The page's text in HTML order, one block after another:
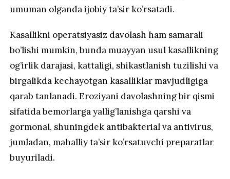
umuman olganda ijobiy ta’sir ko’rsatadi.
Kasallikni operatsiyasiz davolash ham samarali
bo’lishi mumkin, bunda muayyan usul kasallikning
og’irlik darajasi, kattaligi, shikastlanish tuzilishi va
birgalikda kechayotgan kasalliklar mavjudligiga
qarab tanlanadi. Eroziyani davolashning bir qismi
sifatida bemorlarga yallig’lanishga qarshi va
gormonal, shuningdek antibakterial va antivirus,
jumladan, mahalliy ta’sir ko’rsatuvchi preparatlar
buyuriladi.